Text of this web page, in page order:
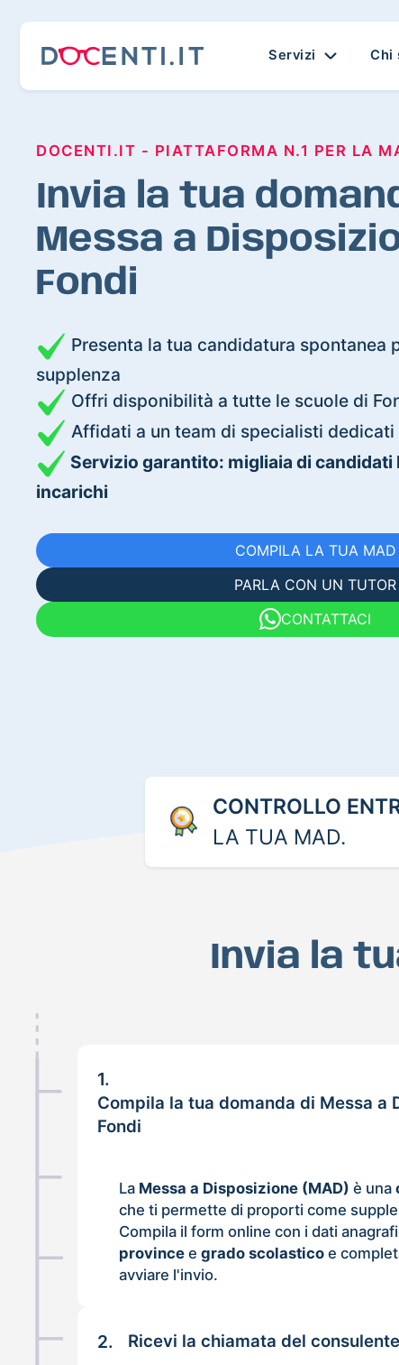
Servizi Chi
DOCENTI.IT - PIATTAFORMA N.1 PER LA
Invia la tua
Messa a
Fondi
Presenta la tua candidatura spontanea
supplenza
Offri disponibilità a tutte le scuole di
Affidati a un team di specialisti dedicati
Servizio garantito: migliaia di
incarichi
COMPILA LA TUA MAD
PARLA CON UN TUTOR
CONTATTACI
CONTROLLO
LA TUA MAD.
Invia la
1.
Compila la tua domanda di Messa a
Fondi
La Messa a Disposizione (MAD) è una
che ti permette di proporti come
Compila il form online con i dati
province egrado scolastico e
avviare l'invio.
2. Ricevi la chiamata del